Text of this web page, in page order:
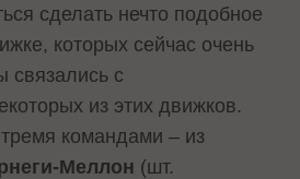
сделать нечто подобное
которых сейчас очень
связались с
из этих движков.
командами – из
Меллон (шт.